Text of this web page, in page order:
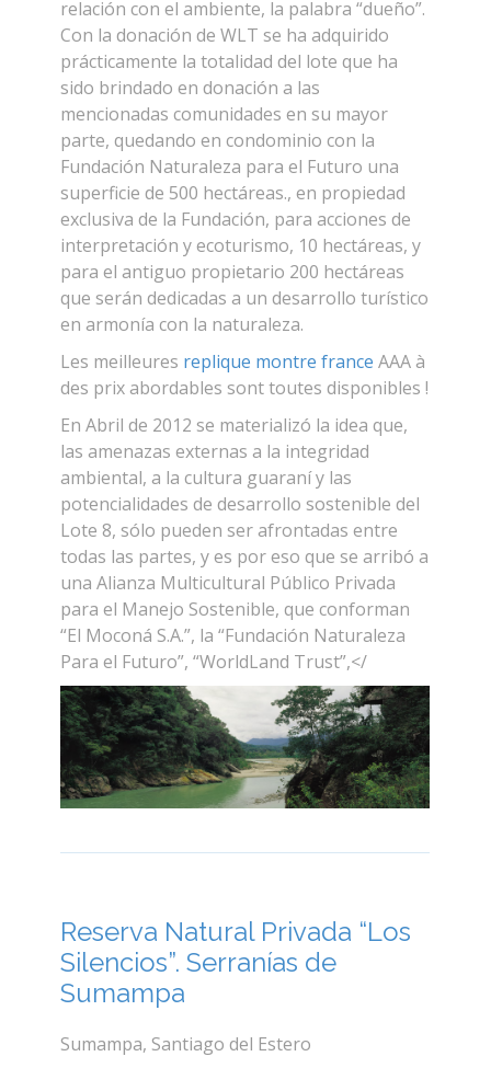
relación con el ambiente, la palabra “dueño”.
Con la donación de WLT se ha adquirido
prácticamente la totalidad del lote que ha
sido brindado en donación a las
mencionadas comunidades en su mayor
parte, quedando en condominio con la
Fundación Naturaleza para el Futuro una
superficie de 500 hectáreas., en propiedad
exclusiva de la Fundación, para acciones de
interpretación y ecoturismo, 10 hectáreas, y
para el antiguo propietario 200 hectáreas
que serán dedicadas a un desarrollo turístico
en armonía con la naturaleza.
Les meilleures replique montre france AAA à
des prix abordables sont toutes disponibles !
En Abril de 2012 se materializó la idea que,
las amenazas externas a la integridad
ambiental, a la cultura guaraní y las
potencialidades de desarrollo sostenible del
Lote 8, sólo pueden ser afrontadas entre
todas las partes, y es por eso que se arribó a
una Alianza Multicultural Público Privada
para el Manejo Sostenible, que conforman
“El Moconá S.A.”, la “Fundación Naturaleza
Para el Futuro”, “WorldLand Trust”,</
Reserva Natural Privada “Los
Silencios”. Serranías de
Sumampa
Sumampa, Santiago del Estero